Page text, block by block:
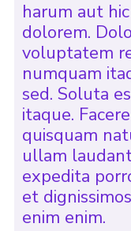
harum aut
dolorem.
voluptatem
numquam
sed. Soluta
itaque.
quisquam
ullam
expedita
et
enim enim.